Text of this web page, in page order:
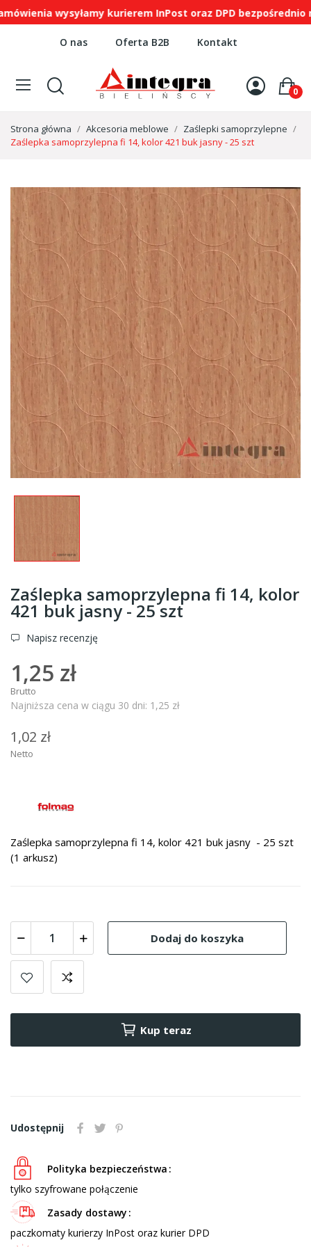
wysyłamy kurierem InPost oraz DPD bezpośrednio na
O nas Oferta B2B Kontakt
0
Strona główna Akcesoria meblowe
Zaślepki samoprzylepne
Zaślepka samoprzylepna fi 14, kolor 421 buk jasny - 25 szt
Zaślepka samoprzylepna fi 14, kolor
421 buk jasny - 25 szt
Napisz recenzję
1,25 zł
Brutto
Najniższa cena w ciągu 30 dni: 1,25 zł
1,02 zł
Netto
Zaślepka samoprzylepna fi 14, kolor 421 buk jasny - 25 szt
(1 arkusz)
Dodaj do koszyka
Kup teraz
Udostępnij
Polityka bezpieczeństwa
tylko szyfrowane połączenie
Zasady dostawy
paczkomaty kurierzy InPost oraz kurier DPD